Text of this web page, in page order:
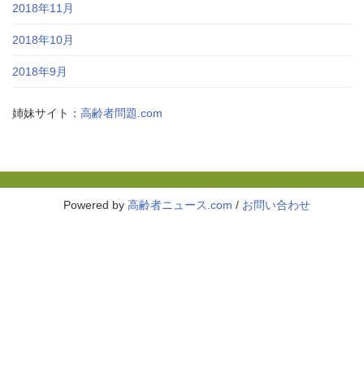
2018年11月
2018年10月
2018年9月
姉妹サイト： 高齢者問題.com
Powered by 高齢者ニュース.com / お問い合わせ